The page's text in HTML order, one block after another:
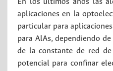
En los últimos años las
aplicaciones en la
particular para
para AlAs, dependiendo
de la constante de red
potencial para confinar